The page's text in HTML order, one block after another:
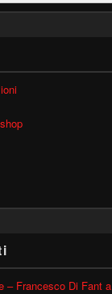
– Francesco Di Fant a